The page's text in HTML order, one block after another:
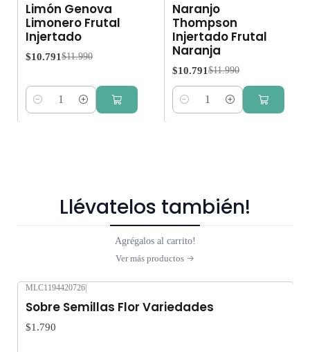
Limón Genova
Limonero Frutal
Injertado
$10.791 $11.990
Cantidad
Naranjo
Thompson
Injertado Frutal
Naranja
$10.791 $11.990
Cantidad
Llévatelos también!
Agrégalos al carrito!
Ver más productos
MLC1194420726
Sobre Semillas Flor Variedades
$1.790